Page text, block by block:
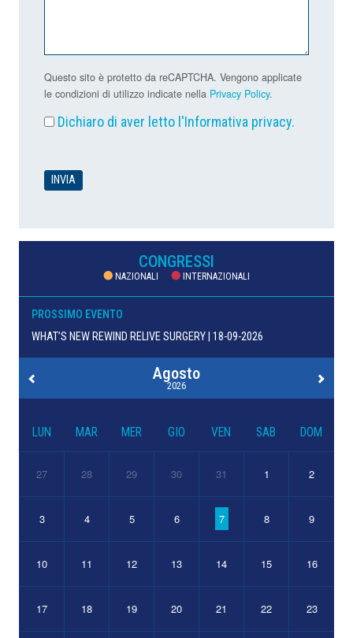
Questo sito è protetto da reCAPTCHA. Vengono applicate
le condizioni di utilizzo indicate nella Privacy Policy.
Dichiaro di aver letto l'Informativa privacy.
CONGRESSI
NAZIONALI INTERNAZIONALI
PROSSIMO EVENTO
WHAT’S NEW REWIND RELIVE SURGERY | 18-09-2026
Agosto
2026
LUN MAR MER GIO VEN SAB DOM
27 28 29 30 31 1 2
3 4 5 6 7 8 9
10 11 12 13 14 15 16
17 18 19 20 21 22 23